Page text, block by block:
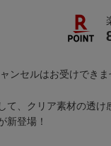
ンセルはお受けできま
て、クリア素材の透け
新登場！